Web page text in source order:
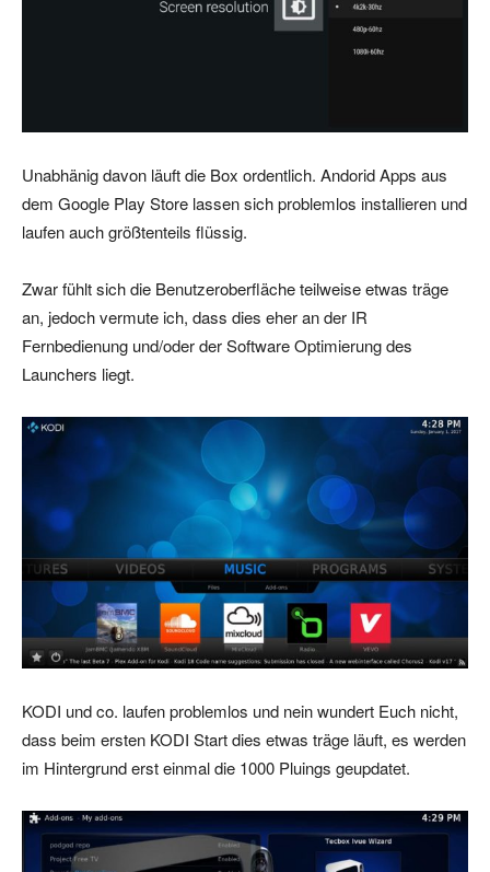
Unabhänig davon läuft die Box ordentlich. Andorid Apps aus
dem Google Play Store lassen sich problemlos installieren und
laufen auch größtenteils flüssig.
Zwar fühlt sich die Benutzeroberfläche teilweise etwas träge
an, jedoch vermute ich, dass dies eher an der IR
Fernbedienung und/oder der Software Optimierung des
Launchers liegt.
KODI und co. laufen problemlos und nein wundert Euch nicht,
dass beim ersten KODI Start dies etwas träge läuft, es werden
im Hintergrund erst einmal die 1000 Pluings geupdatet.